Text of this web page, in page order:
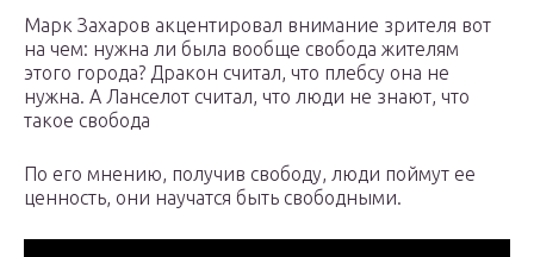
Марк Захаров акцентировал внимание зрителя вот
на чем: нужна ли была вообще свобода жителям
этого города? Дракон считал, что плебсу она не
нужна. А Ланселот считал, что люди не знают, что
такое свобода
По его мнению, получив свободу, люди поймут ее
ценность, они научатся быть свободными.